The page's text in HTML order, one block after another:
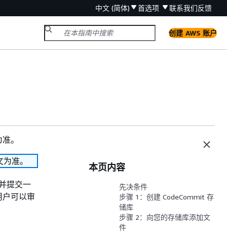
中文 (简体) 首选项 联系我们反馈
创建 AWS 账户
。
准。
提交一
可以审
本页内容
先决条件
步骤 1：创建 CodeCommit 存
储库
步骤 2：向您的存储库添加文
件